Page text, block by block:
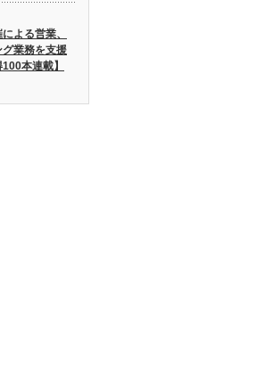
よる営業、
業務を支援
本連載】